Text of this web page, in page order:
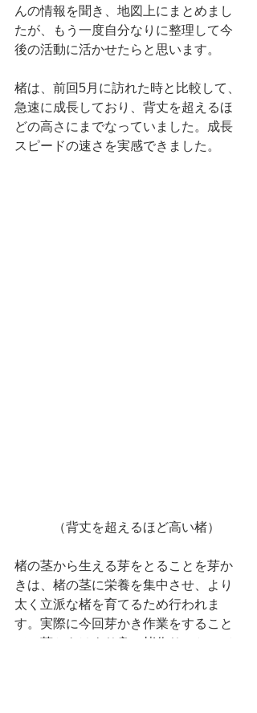
んの情報を聞き、地図上にまとめまし
たが、もう一度自分なりに整理して今
後の活動に活かせたらと思います。
楮は、前回5月に訪れた時と比較して、
急速に成長しており、背丈を超えるほ
どの高さにまでなっていました。成長
スピードの速さを実感できました。
（背丈を超えるほど高い楮）
楮の茎から生える芽をとることを芽か
きは、楮の茎に栄養を集中させ、より
太く立派な楮を育てるため行われま
す。実際に今回芽かき作業をすること
で、芽かきはより良い楮作りにとって